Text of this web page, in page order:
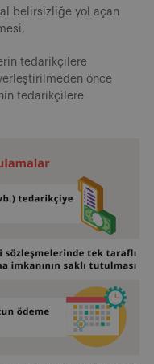
belirsizliğe yol açan
tedarikçilere
önce
tedarikçilere